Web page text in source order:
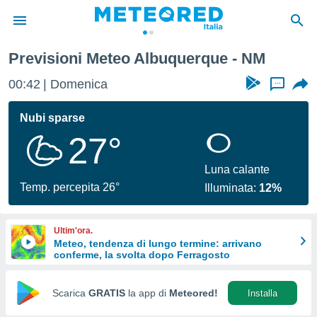
di
per
le
di
Web
Previsioni Meteo Albuquerque - NM
00:42 Domenica ...
Nubi sparse
27°
Temp. percepita 26°
Luna calante
Illuminata: 12%
Ultim'ora.
Meteo, tendenza di lungo termine: arrivano
conferme, la svolta dopo Ferragosto
Scarica GRATIS la app di Meteored! Installa